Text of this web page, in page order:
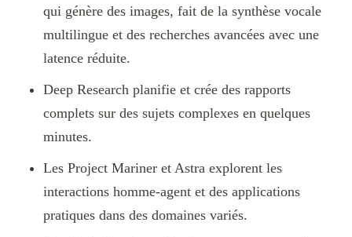
qui génère des images, fait de la synthèse vocale
multilingue et des recherches avancées avec une
latence réduite.
Deep Research planifie et crée des rapports
complets sur des sujets complexes en quelques
minutes.
Les Project Mariner et Astra explorent les
interactions homme-agent et des applications
pratiques dans des domaines variés.